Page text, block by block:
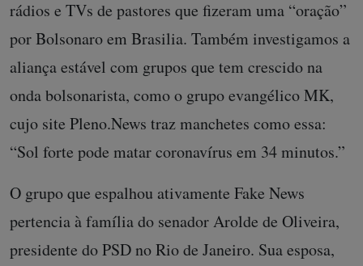
rádios e TVs de pastores que fizeram uma “oração”
por Bolsonaro em Brasilia. Também investigamos a
aliança estável com grupos que tem crescido na
onda bolsonarista, como o grupo evangélico MK,
cujo site Pleno.News traz manchetes como essa:
“Sol forte pode matar coronavírus em 34 minutos.”
O grupo que espalhou ativamente Fake News
pertencia à família do senador Arolde de Oliveira,
presidente do PSD no Rio de Janeiro. Sua esposa,